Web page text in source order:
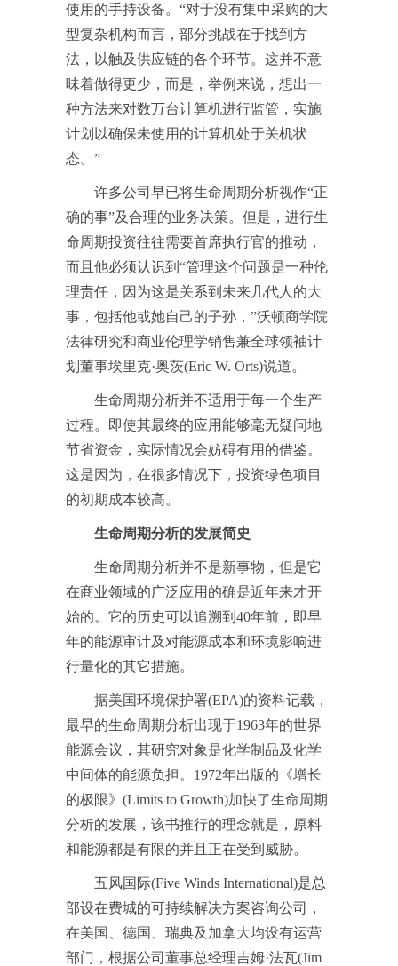
使用的手持设备。“对于没有集中采购的大
型复杂机构而言，部分挑战在于找到方
法，以触及供应链的各个环节。这并不意
味着做得更少，而是，举例来说，想出一
种方法来对数万台计算机进行监管，实施
计划以确保未使用的计算机处于关机状
态。”
许多公司早已将生命周期分析视作“正
确的事”及合理的业务决策。但是，进行生
命周期投资往往需要首席执行官的推动，
而且他必须认识到“管理这个问题是一种伦
理责任，因为这是关系到未来几代人的大
事，包括他或她自己的子孙，”沃顿商学院
法律研究和商业伦理学销售兼全球领袖计
划董事埃里克·奥茨(Eric W. Orts)说道。
生命周期分析并不适用于每一个生产
过程。即使其最终的应用能够毫无疑问地
节省资金，实际情况会妨碍有用的借鉴。
这是因为，在很多情况下，投资绿色项目
的初期成本较高。
生命周期分析的发展简史
生命周期分析并不是新事物，但是它
在商业领域的广泛应用的确是近年来才开
始的。它的历史可以追溯到40年前，即早
年的能源审计及对能源成本和环境影响进
行量化的其它措施。
据美国环境保护署(EPA)的资料记载，
最早的生命周期分析出现于1963年的世界
能源会议，其研究对象是化学制品及化学
中间体的能源负担。1972年出版的《增长
的极限》(Limits to Growth)加快了生命周期
分析的发展，该书推行的理念就是，原料
和能源都是有限的并且正在受到威胁。
五风国际(Five Winds International)是总
部设在费城的可持续解决方案咨询公司，
在美国、德国、瑞典及加拿大均设有运营
部门，根据公司董事总经理吉姆·法瓦(Jim